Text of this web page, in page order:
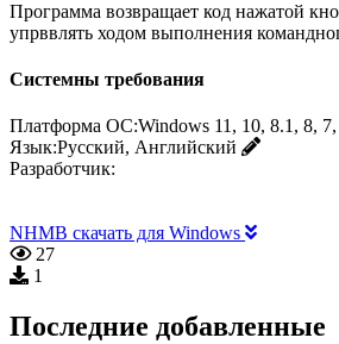
Программа возвращает код нажатой
упрввлять ходом выполнения
Системны требования
Платформа ОС:Windows 11, 10, 8.1, 8,
Язык:Русский, Английский
Разработчик:
NHMB скачать для Windows
27
1
Последние добавленные